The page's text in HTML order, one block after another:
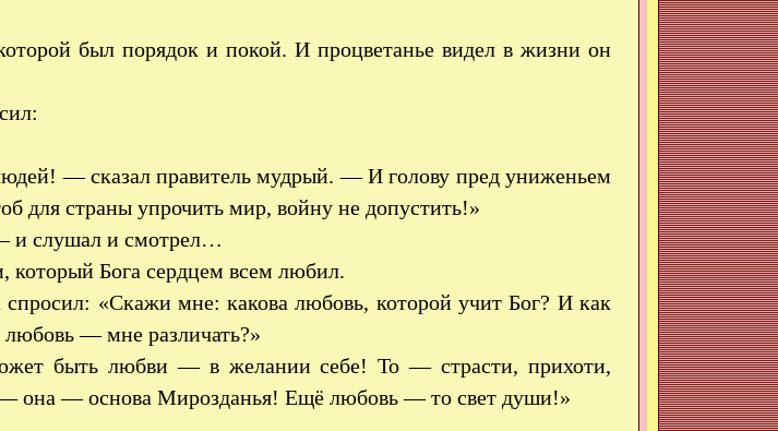
был порядок и покой. И процветанье видел в жизни он
— сказал правитель мудрый. — И голову пред униженьем
для страны упрочить мир, войну не допустить!»
и слушал и смотрел…
Бога сердцем всем любил.
спросил: «Скажи мне: какова любовь, которой учит Бог? И как
любовь — мне различать?»
быть любви — в желании себе! То — страсти, прихоти,
она — основа Мирозданья! Ещё любовь — то свет души!»